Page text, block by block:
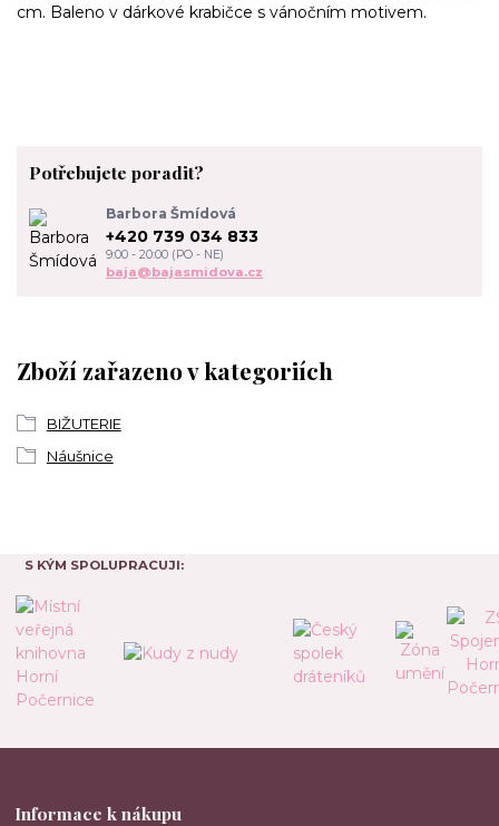
cm. Baleno v dárkové krabičce s vánočním motivem.
Zboží zařazeno v kategoriích
BIŽUTERIE
Náušnice
Potřebujete poradit?
Barbora Šmídová
+420 739 034 833
9:00 - 20:00 (PO - NE)
baja@bajasmidova.cz
S KÝM SPOLUPRACUJI:
Informace k nákupu